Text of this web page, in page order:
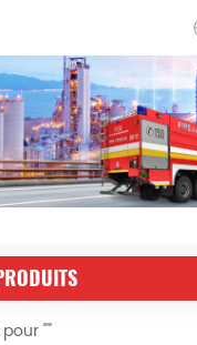
pompiers depuis 1990
English français
русский
""